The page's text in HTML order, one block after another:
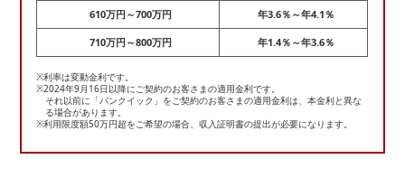
610万円～700万円 年3.6％～年4.1％
710万円～800万円 年1.4％～年3.6％
※利率は変動金利です。
※2024年9月16日以降にご契約のお客さまの適用金利です。
それ以前に「バンクイック」をご契約のお客さまの適用金利は、本金利と異な
る場合があります。
※利用限度額50万円超をご希望の場合、収入証明書の提出が必要になります。